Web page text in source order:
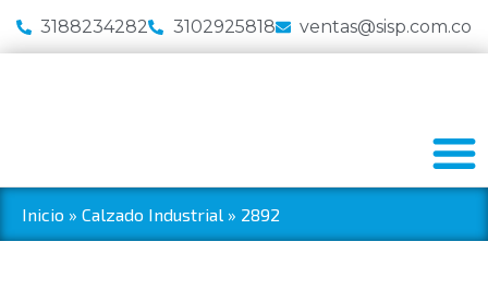
3188234282 3102925818 ventas@sisp.com.co
Inicio » Calzado Industrial » 2892